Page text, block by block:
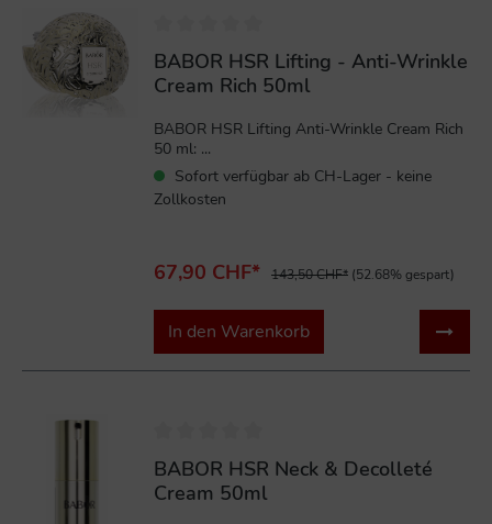
BABOR HSR Lifting - Anti-Wrinkle
Cream Rich 50ml
BABOR HSR Lifting Anti-Wrinkle Cream Rich
50 ml: ...
Sofort verfügbar ab CH-Lager - keine
Zollkosten
67,90 CHF* 143,50 CHF* (52.68% gespart)
In den Warenkorb
BABOR HSR Neck & Decolleté
Cream 50ml